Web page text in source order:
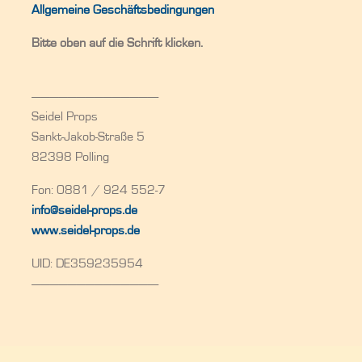
Allgemeine Geschäftsbedingungen
Bitte oben auf die Schrift klicken.
——————————————-
Seidel Props
Sankt-Jakob-Straße 5
82398 Polling
Fon: 0881 / 924 552-7
info@seidel-props.de
www.seidel-props.de
UID: DE359235954
——————————————-